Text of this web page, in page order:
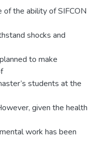
of the ability of SIFCON
shocks and
to make
students at the
given the health
work has been